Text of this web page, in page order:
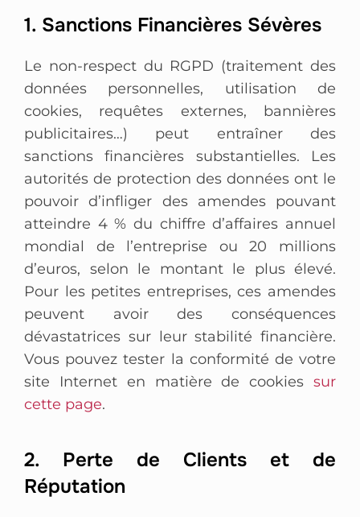
1. Sanctions Financières Sévères
Le non-respect du RGPD (traitement des
données personnelles, utilisation de
cookies, requêtes externes, bannières
publicitaires…) peut entraîner des
sanctions financières substantielles. Les
autorités de protection des données ont le
pouvoir d’infliger des amendes pouvant
atteindre 4 % du chiffre d’affaires annuel
mondial de l’entreprise ou 20 millions
d’euros, selon le montant le plus élevé.
Pour les petites entreprises, ces amendes
peuvent avoir des conséquences
dévastatrices sur leur stabilité financière.
Vous pouvez tester la conformité de votre
site Internet en matière de cookies sur
cette page.
2. Perte de Clients et de
Réputation